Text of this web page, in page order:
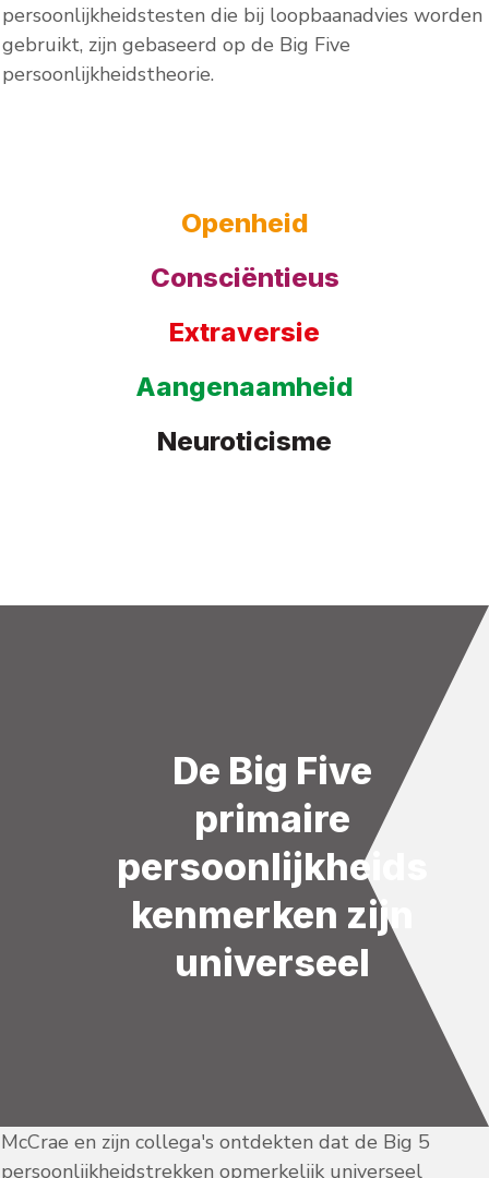
persoonlijkheidstesten die bij loopbaanadvies worden
gebruikt, zijn gebaseerd op de Big Five
persoonlijkheidstheorie.
Openheid
Consciëntieus
Extraversie
Aangenaamheid
Neuroticisme
De Big Five
primaire
persoonlijkheids
kenmerken zijn
universeel
McCrae en zijn collega's ontdekten dat de Big 5
persoonlijkheidstrekken opmerkelijk universeel